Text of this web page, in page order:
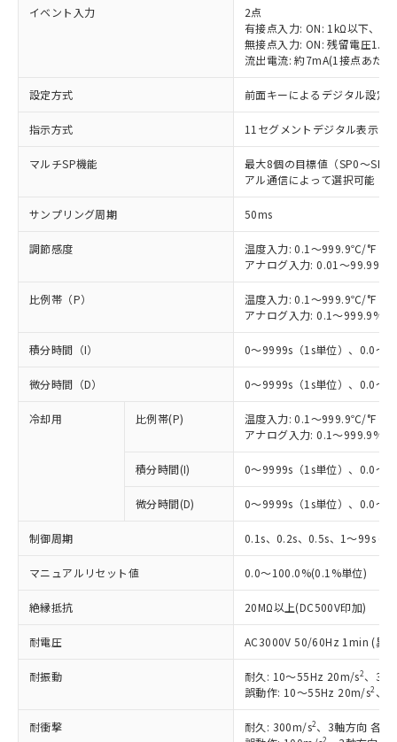
イベント入力
2点
有接点入力: ON: 1kΩ以下、
無接点入力: ON: 残留電圧
流出電流: 約7mA(1接点あたり
設定方式 前面キーによるデジタル設定
指示方式 11セグメントデジタル表示お
マルチSP機能
最大8個の目標値（SP0～SP7
アル通信によって選択可能
サンプリング周期 50ms
調節感度
温度入力: 0.1～999.9℃/°F（
アナログ入力: 0.01～
比例帯（P）
温度入力: 0.1～999.9℃/°F（
アナログ入力: 0.1～
積分時間（I） 0～9999s（1s単位）、0.0～
微分時間（D） 0～9999s（1s単位）、0.0～
冷却用 比例帯(P)
温度入力: 0.1～999.9℃/°F（
アナログ入力: 0.1～
積分時間(I) 0～9999s（1s単位）、0.0～
微分時間(D) 0～9999s（1s単位）、0.0～
制御周期 0.1s、0.2s、0.5s、1～99s (1s
マニュアルリセット値 0.0～100.0%(0.1%単位)
絶縁抵抗 20MΩ以上(DC500V印加)
耐電圧 AC3000V 50/60Hz 1min (異
耐振動 耐久: 10～55Hz 20m/s2、3軸
誤動作: 10～55Hz 20m/s2 、3
耐衝撃 耐久: 300m/s2、3軸方向 各3
2